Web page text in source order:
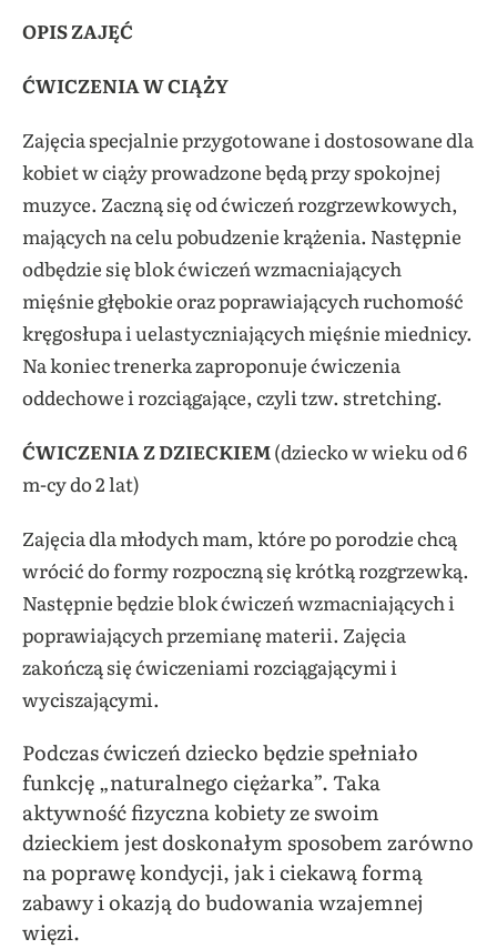
OPIS ZAJĘĆ
ĆWICZENIA W CIĄŻY
Zajęcia specjalnie przygotowane idostosowane dla
kobiet w ciąży prowadzone będą przy spokojnej
muzyce. Zaczną się od ćwiczeń rozgrzewkowych,
mających na celu pobudzenie krążenia. Następnie
odbędzie się blok ćwiczeń wzmacniających
mięśnie głębokie oraz poprawiających ruchomość
kręgosłupa i uelastyczniających mięśnie miednicy.
Na koniec trenerka zaproponuje ćwiczenia
oddechowe i rozciągające, czyli tzw. stretching.
ĆWICZENIA Z DZIECKIEM(dziecko w wieku od 6
m-cydo 2 lat)
Zajęcia dla młodych mam, które po porodzie chcą
wrócić do formy rozpoczną siękrótką rozgrzewką.
Następnie będzie blok ćwiczeń wzmacniających i
poprawiających przemianę materii. Zajęcia
zakończą się ćwiczeniami rozciągającymi i
wyciszającymi.
Podczas ćwiczeń dziecko będzie spełniało
funkcję „naturalnego ciężarka”. Taka
aktywność fizyczna kobiety ze swoim
dzieckiem jest doskonałym sposobem zarówno
na poprawę kondycji, jak i ciekawą formą
zabawy i okazją do budowania wzajemnej
więzi.